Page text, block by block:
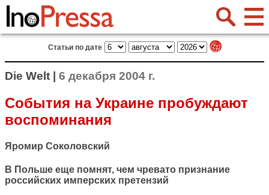
Статьи по дате
Die Welt | 6 декабря 2004 г.
События на Украине пробуждают
воспоминания
Яромир Соколовский
В Польше еще помнят, чем чревато признание
российских имперских претензий